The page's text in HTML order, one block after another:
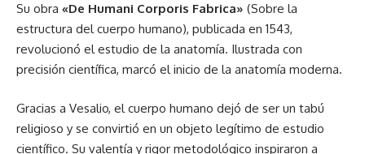
Su obra «De Humani Corporis Fabrica» (Sobre la
estructura del cuerpo humano), publicada en 1543,
revolucionó el estudio de la anatomía. Ilustrada con
precisión científica, marcó el inicio de la anatomía moderna.
Gracias a Vesalio, el cuerpo humano dejó de ser un tabú
religioso y se convirtió en un objeto legítimo de estudio
científico. Su valentía y rigor metodológico inspiraron a